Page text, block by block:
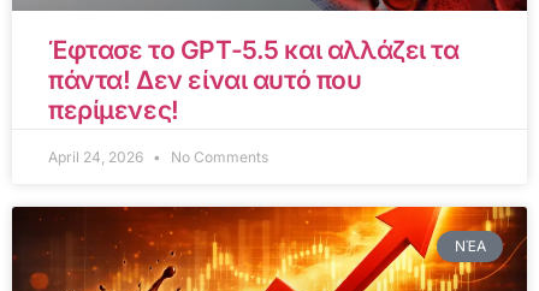
Έφτασε το GPT-5.5 και αλλάζει τα
πάντα! Δεν είναι αυτό που
περίμενες!
April 24, 2026 No Comments
ΝΈΑ